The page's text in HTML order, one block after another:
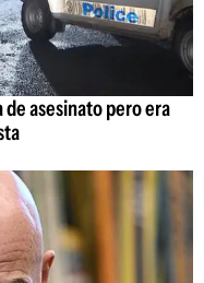
asesinato pero era